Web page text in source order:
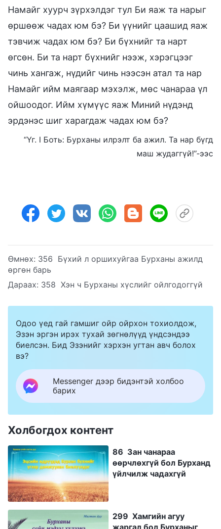
Намайг хуурч зүрхэлдэг тул Би яаж та нарыг
өршөөж чадах юм бэ? Би үүнийг цаашид яаж
тэвчиж чадах юм бэ? Би бүхнийг та нарт
өгсөн. Би та нарт бүхнийг нээж, хэрэгцээг
чинь хангаж, нүдийг чинь нээсэн атал та нар
Намайг ийм маягаар мэхэлж, мөс чанараа үл
ойшоодог. Ийм хүмүүс яаж Миний нүдэнд
эрдэнэс шиг харагдаж чадах юм бэ?
“Үг. I Боть: Бурханы илрэлт ба ажил. Та нар бүгд
маш жудаггүй!”-ээс
Өмнөх: 356 Бүхий л оршихуйгаа Бурханы ажилд
өргөн барь
Дараах: 358 Хэн ч Бурханы хүслийг ойлгодоггүй
Одоо үед гай гамшиг ойр ойрхон тохиолдож,
Эзэн эргэн ирэх тухай зөгнөлүүд үндсэндээ
биелсэн. Бид Эзэнийг хэрхэн угтан авч болох
вэ?
Messenger дээр бидэнтэй холбоо
барих
Холбогдох контент
86 Зан чанараа
өөрчлөхгүй бол Бурханд
үйлчилж чадахгүй
299 Хамгийн агуу